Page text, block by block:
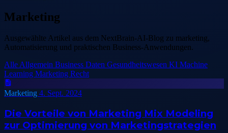
Marketing
Ausgewählte Artikel aus dem NextBrain-AI-Blog zu marketing,
Automatisierung und praktischen Business-Anwendungen.
AlleAllgemein Business Daten Gesundheitswesen KI Machine
Learning Marketing Recht
Marketing 4. Sept. 2024
Die Vorteile von Marketing Mix Modeling
zur Optimierung von Marketingstrategien